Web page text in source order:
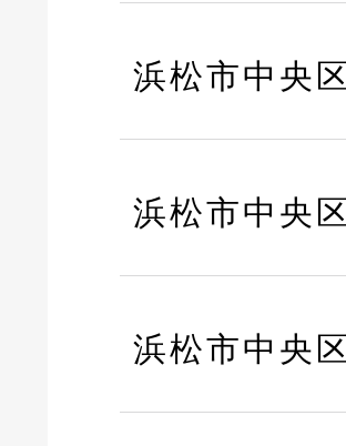
浜松市中央
浜松市中央
浜松市中央